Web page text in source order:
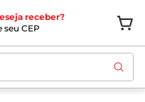
receber?
CEP